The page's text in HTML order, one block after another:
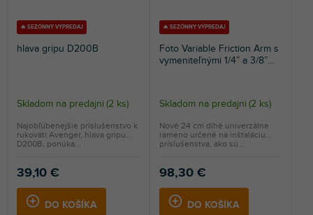
🔥 SEZÓNNY VÝPREDAJ
hlava gripu D200B
Skladom na predajni (2 ks)
39,10 €
DO KOŠÍKA
Najobľúbenejšie príslušenstvo k
rukoväti Avenger, hlava gripu
D200B, ponúka...
🔥 SEZÓNNY VÝPREDAJ
Foto Variable Friction Arm s
vymeniteľnými 1/4” a 3/8”
Skladom na predajni (2 ks)
98,30 €
DO KOŠÍKA
Nové 24 cm dlhé univerzálne
rameno určené na inštaláciu
príslušenstva, ako sú...